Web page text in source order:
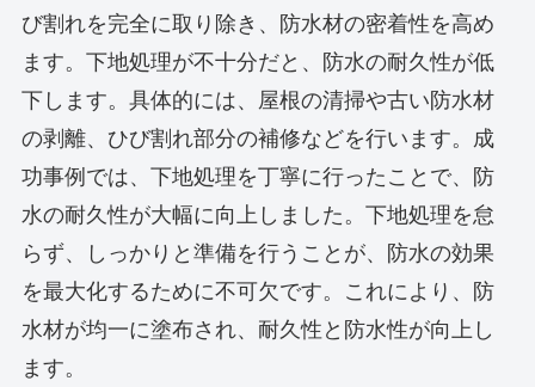
び割れを完全に取り除き、防水材の密着性を高め
ます。下地処理が不十分だと、防水の耐久性が低
下します。具体的には、屋根の清掃や古い防水材
の剥離、ひび割れ部分の補修などを行います。成
功事例では、下地処理を丁寧に行ったことで、防
水の耐久性が大幅に向上しました。下地処理を怠
らず、しっかりと準備を行うことが、防水の効果
を最大化するために不可欠です。これにより、防
水材が均一に塗布され、耐久性と防水性が向上し
ます。